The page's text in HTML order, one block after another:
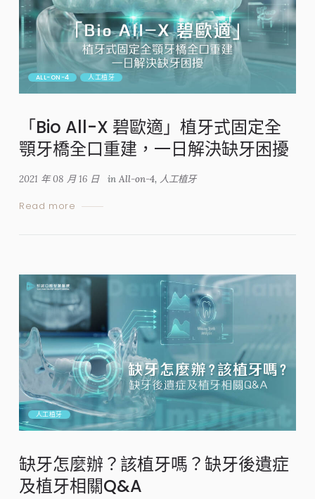
ALL-ON-4 人工植牙
「Bio All-X 碧歐適」植牙式固定全
顎牙橋全口重建，一日解決缺牙困擾
2021 年 08 月 16 日 in All-on-4, 人工植牙
Read more
人工植牙
缺牙怎麼辦？該植牙嗎？缺牙後遺症
及植牙相關Q&A